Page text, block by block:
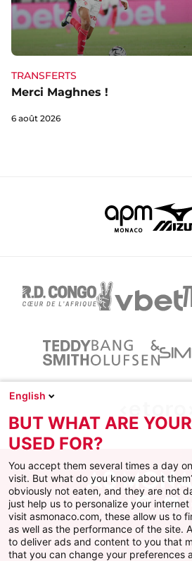
TRANSFERTS
Merci Maghnes !
6 août 2026
Facebook
X
English
BUT WHAT ARE
USED FOR?
You accept them several times a day
visit. But what do you know about
obviously not eaten, and they are not
just help us to personalize your
visit asmonaco.com, these allow us to
as well as the performance of the site.
to deliver ads and content to you that
that you can change your preferences